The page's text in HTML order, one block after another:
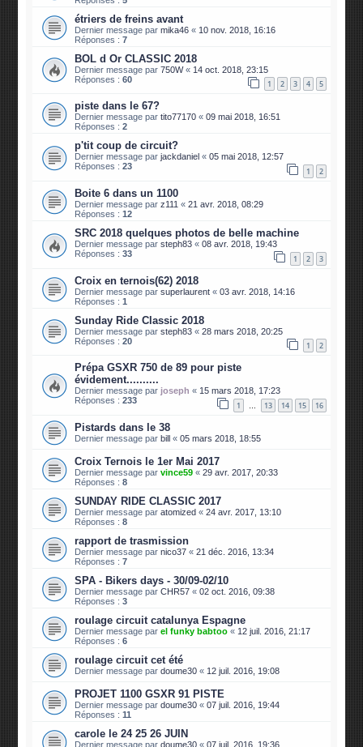
étriers de freins avant
Dernier message parmika46 « 10 nov. 2018, 16:16
Réponses :7
BOL d Or CLASSIC 2018
Dernier message par750W« 14 oct. 2018, 23:15
Réponses :60 1 2 3 4 5
piste dans le 67?
Dernier message partito77170 «09 mai 2018, 16:51
Réponses :2
p'tit coup de circuit?
Dernier message parjackdaniel «05 mai 2018, 12:57
Réponses :23 1 2
Boite 6 dans un 1100
Dernier message parz111 «21 avr. 2018, 08:29
Réponses :12
SRC 2018 quelques photos de belle machine
Dernier message parsteph83 «08 avr. 2018, 19:43
Réponses :33 1 2 3
Croix en ternois(62) 2018
Dernier message parsuperlaurent «03 avr. 2018, 14:16
Réponses :1
Sunday Ride Classic 2018
Dernier message parsteph83 «28 mars 2018, 20:25
Réponses :20 1 2
Prépa GSXR 750 de 89 pour piste
évidement..........
Dernier message par joseph « 15 mars 2018, 17:23
Réponses :233 1 … 13 14 15 16
Pistards dans le 38
Dernier message parbill «05 mars 2018, 18:55
Croix Ternois le 1er Mai 2017
Dernier message parvince59 «29 avr. 2017, 20:33
Réponses :8
SUNDAY RIDE CLASSIC 2017
Dernier message paratomized «24 avr. 2017, 13:10
Réponses :8
rapport de trasmission
Dernier message parnico37 «21 déc. 2016, 13:34
Réponses :7
SPA - Bikers days - 30/09-02/10
Dernier message parCHR57 «02 oct. 2016, 09:38
Réponses :3
roulage circuit catalunya Espagne
Dernier message parel funky babtoo « 12 juil. 2016, 21:17
Réponses :6
roulage circuit cet été
Dernier message pardoume30 « 12 juil. 2016, 19:08
PROJET 1100 GSXR 91 PISTE
Dernier message pardoume30 «07 juil. 2016, 19:44
Réponses :11
carole le 24 25 26 JUIN
Dernier message pardoume30 «07 juil. 2016, 19:36